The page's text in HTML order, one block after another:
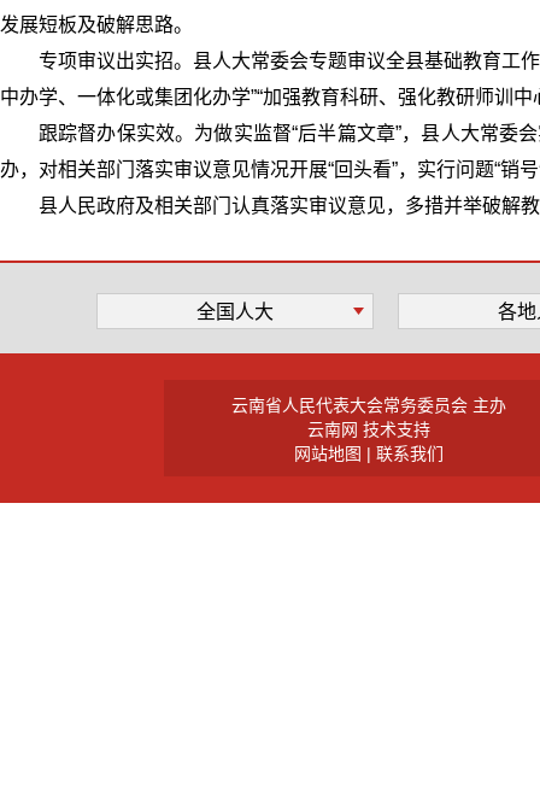
发展短板及破解思路。
专项审议出实招。县人大常委会专题审议全县基础教育工
中办学、一体化或集团化办学”“加强教育科研、强化教研师训
跟踪督办保实效。为做实监督“后半篇文章”，县人大常委
办，对相关部门落实审议意见情况开展“回头看”，实行问题“
县人民政府及相关部门认真落实审议意见，多措并举破解
全国人大 各
云南省人民代表大会常务委员会 主办
云南网 技术支持
网站地图 | 联系我们